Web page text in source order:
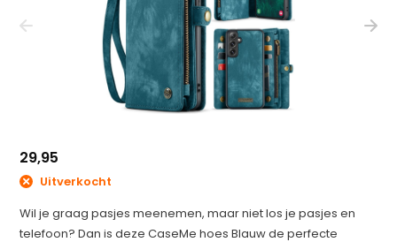
29,95
Uitverkocht
Wil je graag pasjes meenemen, maar niet los je pasjes en
telefoon? Dan is deze CaseMe hoes Blauw de perfecte